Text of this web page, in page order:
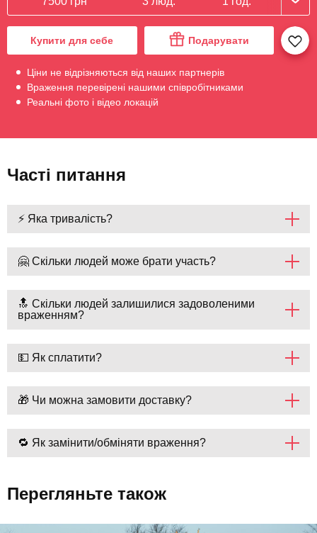
Купити для себе Подарувати
Ціни не відрізняються від наших партнерів
Враження перевірені нашими співробітниками
Реальні фото і відео локацій
Часті питання
⚡ Яка тривалість?
🤗 Скільки людей може брати участь?
🔝 Скільки людей залишилися задоволеними
враженням?
💵 Як сплатити?
🎁 Чи можна замовити доставку?
🔁 Як замінити/обміняти враження?
Перегляньте також